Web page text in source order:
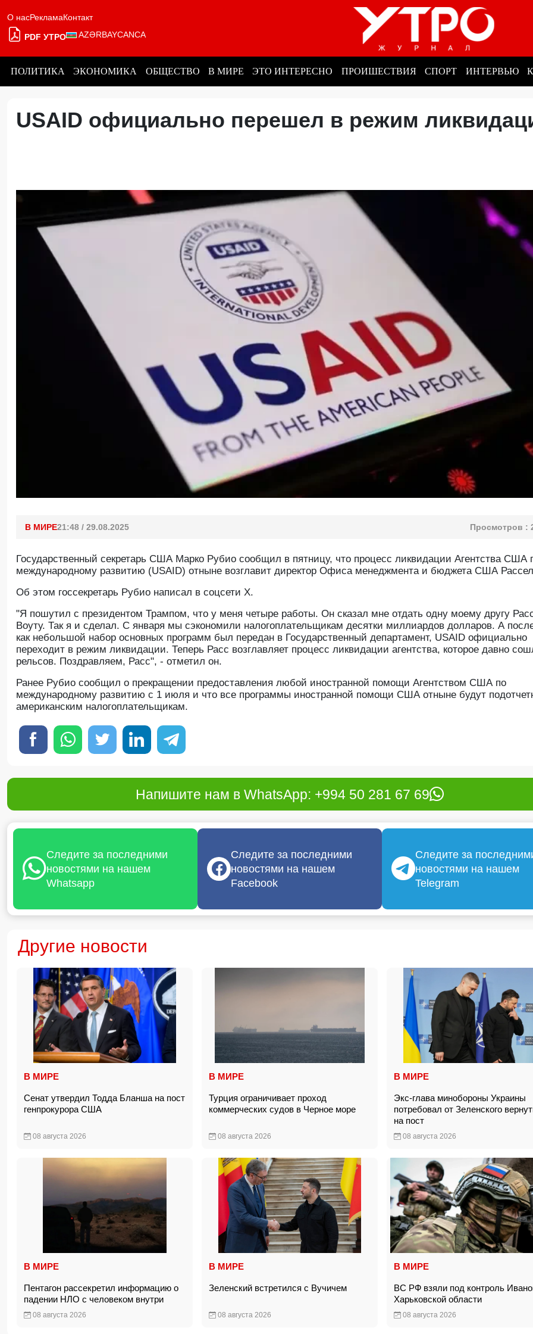
О насРекламаКонтакт
PDF УТРО AZƏRBAYCANCA
ПОЛИТИКА ЭКОНОМИКА ОБЩЕСТВО В МИРЕ ЭТО ИНТЕРЕСНО ПРОИШЕСТВИЯ СПОРТ ИНТЕРВЬЮ
USAID официально перешел в режим
В МИРЕ21:48 / 29.08.2025 Просмотров :
Государственный секретарь США Марко Рубио сообщил в пятницу, что процесс ликвидации Агентства США
международному развитию (USAID) отныне возглавит директор Офиса менеджмента и бюджета США
Об этом госсекретарь Рубио написал в соцсети Х.
"Я пошутил с президентом Трампом, что у меня четыре работы. Он сказал мне отдать одну моему другу
Воуту. Так я и сделал. С января мы сэкономили налогоплательщикам десятки миллиардов долларов. А
как небольшой набор основных программ был передан в Государственный департамент, USAID официально
переходит в режим ликвидации. Теперь Расс возглавляет процесс ликвидации агентства, которое давно
рельсов. Поздравляем, Расс", - отметил он.
Ранее Рубио сообщил о прекращении предоставления любой иностранной помощи Агентством США по
международному развитию с 1 июля и что все программы иностранной помощи США отныне будут
американским налогоплательщикам.
Напишите нам в WhatsApp: +994 50 281 67 69
Следите за последними
новостями на нашем
Whatsapp
Следите за последними
новостями на нашем
Facebook
Следите за
новостями на нашем
Telegram
Другие новости
В МИРЕ
Сенат утвердил Тодда Бланша на пост
генпрокурора США
08 августа 2026
В МИРЕ
Турция ограничивает проход
коммерческих судов в Черное море
08 августа 2026
В МИРЕ
Экс-глава минобороны Украины
потребовал от Зеленского
на пост
08 августа 2026
В МИРЕ
Пентагон рассекретил информацию о
падении НЛО с человеком внутри
08 августа 2026
В МИРЕ
Зеленский встретился с Вучичем
08 августа 2026
В МИРЕ
ВС РФ взяли под контроль
Харьковской области
08 августа 2026